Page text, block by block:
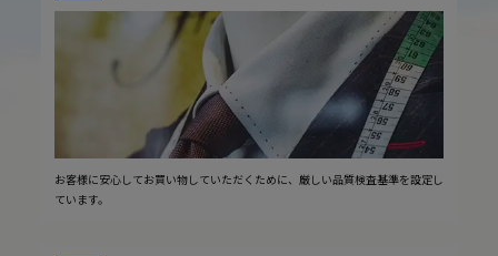
お客様に安心してお買い物していただくために、厳しい品質検査基準を設定し
ています。